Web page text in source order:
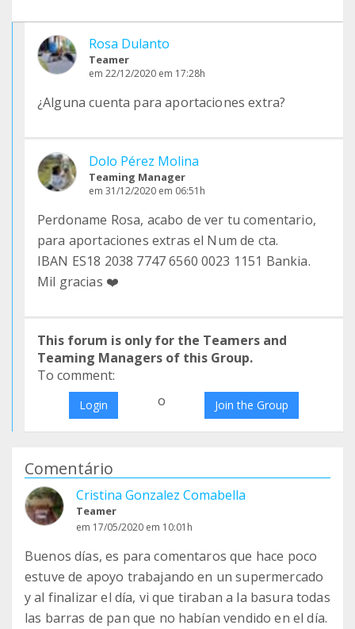
Rosa Dulanto
Teamer
em 22/12/2020 em 17:28h
¿Alguna cuenta para aportaciones extra?
Dolo Pérez Molina
Teaming Manager
em 31/12/2020 em 06:51h
Perdoname Rosa, acabo de ver tu comentario,
para aportaciones extras el Num de cta.
IBAN ES18 2038 7747 6560 0023 1151 Bankia.
Mil gracias ❤️
This forum is only for the Teamers and
Teaming Managers of this Group.
To comment:
Login o Join the Group
Comentário
Cristina Gonzalez Comabella
Teamer
em 17/05/2020 em 10:01h
Buenos días, es para comentaros que hace poco
estuve de apoyo trabajando en un supermercado
y al finalizar el día, vi que tiraban a la basura todas
las barras de pan que no habían vendido en el día.